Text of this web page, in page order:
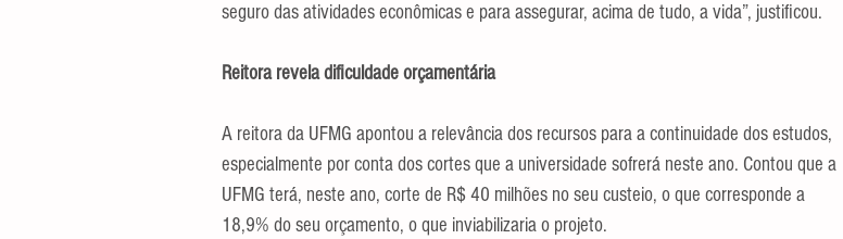
seguro das atividades econômicas e para assegurar, acima de tudo, a vida”, justificou.
Reitora revela dificuldade orçamentária
A reitora da UFMG apontou a relevância dos recursos para a continuidade dos estudos,
especialmente por conta dos cortes que a universidade sofrerá neste ano. Contou que a
UFMG terá, neste ano, corte de R$ 40 milhões no seu custeio, o que corresponde a
18,9% do seu orçamento, o que inviabilizaria o projeto.